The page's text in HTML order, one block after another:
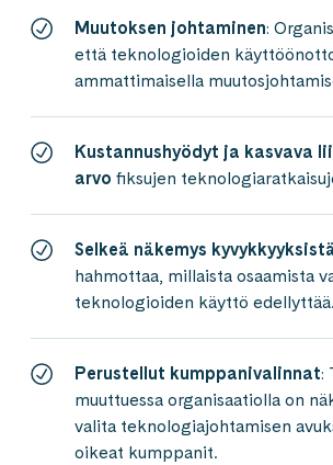
Muutoksen johtaminen:
että teknologioiden
ammattimaisella
Kustannushyödyt ja kasvava
arvo fiksujen
Selkeä näkemys
hahmottaa, millaista osaamista
teknologioiden käyttö edellyttää.
Perustellut kumppanivalinnat:
muuttuessa organisaatiolla on
valita teknologiajohtamisen
oikeat kumppanit.